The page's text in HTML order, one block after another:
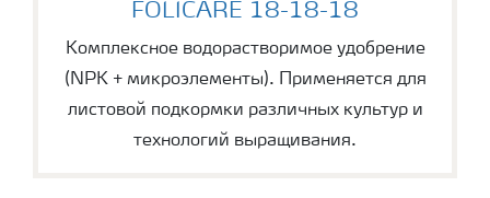
FOLICARE 18-18-18
Комплексное водорастворимое удобрение
(NPK + микроэлементы). Применяется для
листовой подкормки различных культур и
технологий выращивания.